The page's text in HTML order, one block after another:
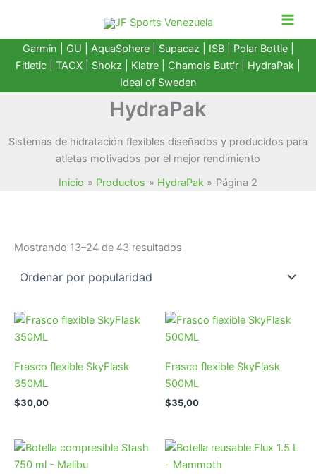
contenido
Garmin GU AquaSphere| Supacaz | ISB | Polar Bottle|
Fitletic
TACX Shokz Klatre Chamois Butt'r HydraPak
Ideal of Sweden
HydraPak
Sistemas de hidratación flexibles diseñados y producidos para
atletas motivados por el mejor rendimiento
Inicio
Productos HydraPak Página 2
Mostrando 13–24 de 43 resultados
Frasco flexible SkyFlask
350ML
$30,00
Frasco flexible SkyFlask
500ML
$35,00